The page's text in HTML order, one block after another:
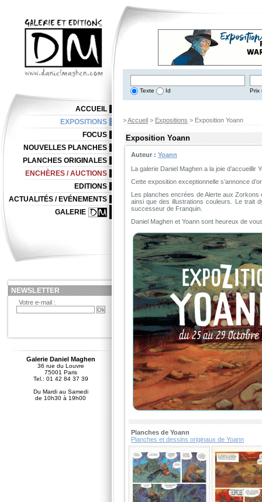
Texte Id Prix
>Accueil > Expositions > Exposition Yoann
Exposition Yoann
Auteur : Yoann
La galerie Daniel Maghen a la joie d’accueillir
Cette exposition exceptionnelle s’annonce
Les planches encrées de Alerte aux
ainsi que des illustrations couleurs. Le trait
successeur de Franquin.
Daniel Maghen et Yoann sont heureux de
Planches de Yoann
Planches et dessins originaux de Yoann
ACCUEIL
EXPOSITIONS
FOCUS
NOUVELLES PLANCHES
PLANCHES ORIGINALES
ENCHÈRES / AUCTIONS
EDITIONS
ACTUALITÉS / EVÉNEMENTS
GALERIE
NEWSLETTER
Votre e-mail :
Galerie Daniel Maghen
36 rue du Louvre
75001 Paris
Tel.: 01 42 84 37 39
Du Mardi au Samedi
de 10h30 à 19h00